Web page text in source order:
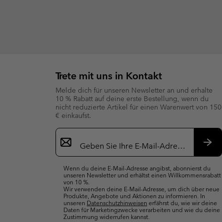
Trete mit uns in Kontakt
Melde dich für unseren Newsletter an und erhalte
10 % Rabatt auf deine erste Bestellung, wenn du
nicht reduzierte Artikel für einen Warenwert von 150
€ einkaufst.
Newsletter-
Anmeldung
Wenn du deine E-Mail-Adresse angibst, abonnierst du
unseren Newsletter und erhältst einen Willkommensrabatt
von 10 %.
Wir verwenden deine E-Mail-Adresse, um dich über neue
Produkte, Angebote und Aktionen zu informieren. In
unseren Datenschutzhinweisen erfährst du, wie wir deine
Daten für Marketingzwecke verarbeiten und wie du deine
Zustimmung widerrufen kannst.